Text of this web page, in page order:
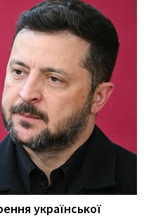
української